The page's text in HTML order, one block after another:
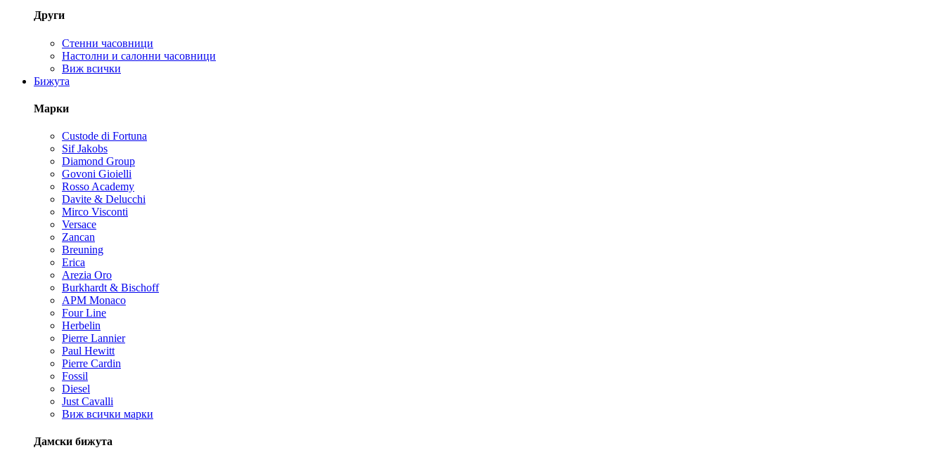
Други
Стенни часовници
Настолни и салонни часовници
Виж всички
Бижута
Марки
Custode di Fortuna
Sif Jakobs
Diamond Group
Govoni Gioielli
Rosso Academy
Davite & Delucchi
Mirco Visconti
Versace
Zancan
Breuning
Erica
Arezia Oro
Burkhardt & Bischoff
APM Monaco
Four Line
Herbelin
Pierre Lannier
Paul Hewitt
Pierre Cardin
Fossil
Diesel
Just Cavalli
Виж всички марки
Дамски бижута